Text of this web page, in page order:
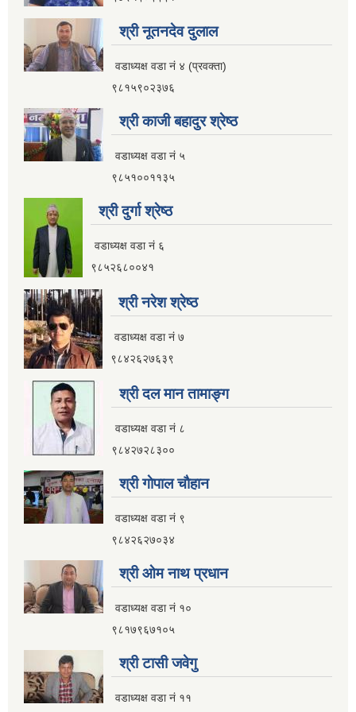
श्री नूतनदेव दुलाल
वडाध्यक्ष वडा नं ४ (प्रवक्ता)
९८१५९०२३७६
श्री काजी बहादुर श्रेष्ठ
वडाध्यक्ष वडा नं ५
९८५१००११३५
श्री दुर्गा श्रेष्ठ
वडाध्यक्ष वडा नं ६
९८५२६८००४१
श्री नरेश श्रेष्ठ
वडाध्यक्ष वडा नं ७
९८४२६२७६३९
श्री दल मान तामाङ्ग
वडाध्यक्ष वडा नं ८
९८४२७२८३००
श्री गाेपाल चाैहान
वडाध्यक्ष वडा नं ९
९८४२६२७०३४
श्री ओम नाथ प्रधान
वडाध्यक्ष वडा नं १०
९८१७९६७१०५
श्री टासी जवेगु
वडाध्यक्ष वडा नं ११